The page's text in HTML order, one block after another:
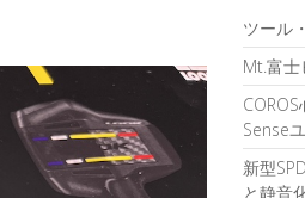
ツール
Mt.富
Sense
新型
と静音